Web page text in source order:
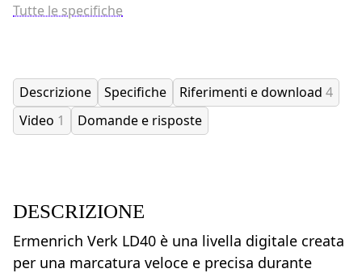
Tutte le specifiche
Descrizione Specifiche Riferimenti e download 4
Video 1 Domande e risposte
DESCRIZIONE
Ermenrich Verk LD40 è una livella digitale creata
per una marcatura veloce e precisa durante